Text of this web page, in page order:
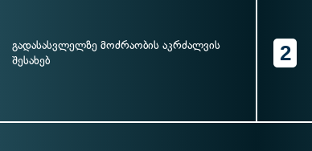
გადასასვლელზე მოძრაობის აკრძალვის
შესახებ
2